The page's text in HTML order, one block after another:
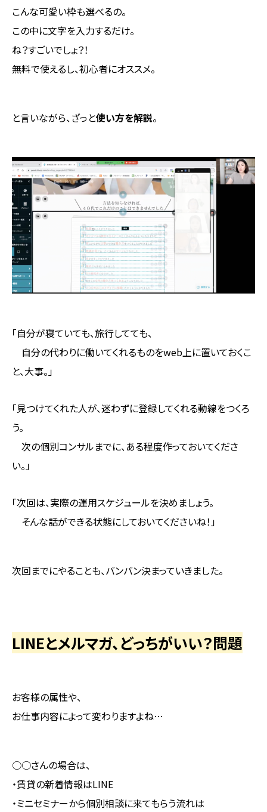
こんな可愛い枠も選べるの。
この中に文字を入力するだけ。
ね？すごいでしょ？！
無料で使えるし、初心者にオススメ。
と言いながら、ざっと使い方を解説。
「自分が寝ていても、旅行してても、
自分の代わりに働いてくれるものをweb上に置いておくこ
と、大事。」
「見つけてくれた人が、迷わずに登録してくれる動線をつくろ
う。
次の個別コンサルまでに、ある程度作っておいてくださ
い。」
「次回は、実際の運用スケジュールを決めましょう。
そんな話ができる状態にしておいてくださいね！」
次回までにやることも、バンバン決まっていきました。
LINEとメルマガ、どっちがいい？問題
お客様の属性や、
お仕事内容によって変わりますよね…
○○さんの場合は、
・賃貸の新着情報はLINE
・ミニセミナーから個別相談に来てもらう流れは